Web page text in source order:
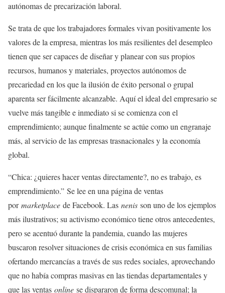
autónomas de precarización laboral.
Se trata de que los trabajadores formales vivan positivamente los
valores de la empresa, mientras los más resilientes del desempleo
tienen que ser capaces de diseñar y planear con sus propios
recursos, humanos y materiales, proyectos autónomos de
precariedad en los que la ilusión de éxito personal o grupal
aparenta ser fácilmente alcanzable. Aquí el ideal del empresario se
vuelve más tangible e inmediato si se comienza con el
emprendimiento; aunque finalmente se actúe como un engranaje
más, al servicio de las empresas trasnacionales y la economía
global.
Chica: ¿quieres hacer ventas directamente?, no es trabajo, es
emprendimiento. Se lee en una página de ventas
pormarketplace de Facebook. Las nenis son uno de los ejemplos
más ilustrativos; su activismo económico tiene otros antecedentes,
pero se acentuó durante la pandemia, cuando las mujeres
buscaron resolver situaciones de crisis económica en sus familias
ofertando mercancías a través de sus redes sociales, aprovechando
que no había compras masivas en las tiendas departamentales y
que las ventas online se dispararon de forma descomunal; la